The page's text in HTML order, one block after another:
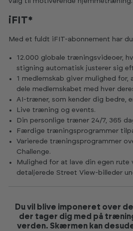
iFIT*
Med et fuldt iFIT-abonnement har
12.000 globale træningsvideoer,
stigning automatisk justerer sig
1 medlemskab giver mulighed for,
dele medlemskabet med hver
AI-træner, som kender dig bedre,
Live træning og events.
Din personlige træner 24/7, 365
Færdige træningsprogrammer
Varierede træningsprogrammer
Challenge.
Mulighed for at lave din egen
detaljerede Street View-billeder
Du vil blive imponeret over
der tager dig med på
verden. Skærmen kan